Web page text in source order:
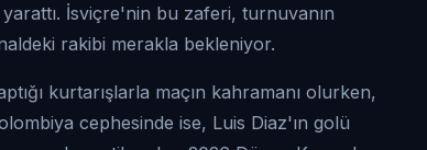
İsviçre'nin bu zaferi, turnuvanın
rakibi merakla bekleniyor.
kurtarışlarla maçın kahramanı olurken,
cephesinde ise, Luis Diaz'ın golü